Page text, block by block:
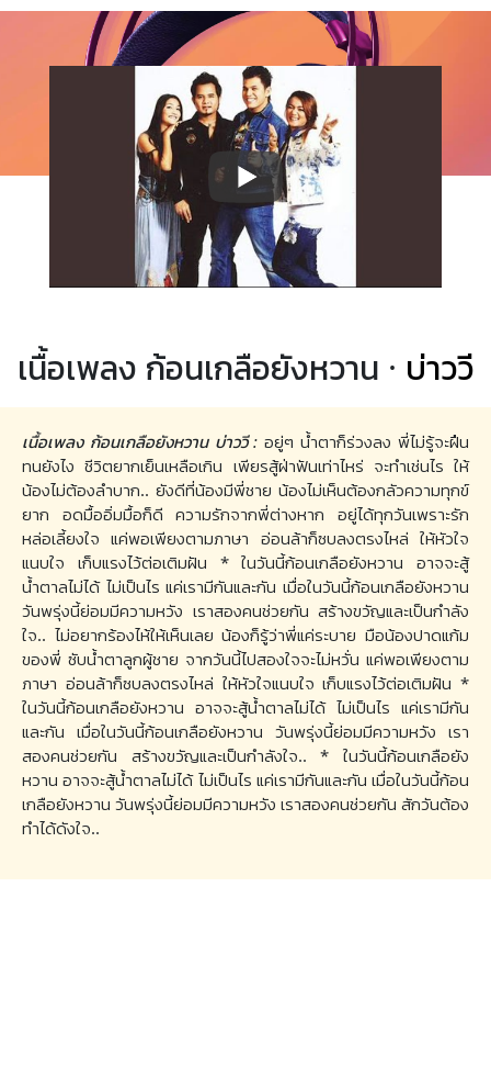
เนื้อเพลง ก้อนเกลือยังหวาน · บ่าววี
เนื้อเพลง ก้อนเกลือยังหวาน บ่าววี :อยู่ๆ น้ำตาก็ร่วงลง พี่ไม่รู้จะฝืน
ทนยังไง ชีวิตยากเย็นเหลือเกิน เพียรสู้ฝ่าฟันเท่าไหร่ จะทำเช่นไร ให้
น้องไม่ต้องลำบาก.. ยังดีที่น้องมีพี่ชาย น้องไม่เห็นต้องกลัวความทุกข์
ยาก อดมื้ออิ่มมื้อก็ดี ความรักจากพี่ต่างหาก อยู่ได้ทุกวันเพราะรัก
หล่อเลี้ยงใจ แค่พอเพียงตามภาษา อ่อนล้าก็ซบลงตรงไหล่ ให้หัวใจ
แนบใจ เก็บแรงไว้ต่อเติมฝัน * ในวันนี้ก้อนเกลือยังหวาน อาจจะสู้
น้ำตาลไม่ได้ ไม่เป็นไร แค่เรามีกันและกัน เมื่อในวันนี้ก้อนเกลือยังหวาน
วันพรุ่งนี้ย่อมมีความหวัง เราสองคนช่วยกัน สร้างขวัญและเป็นกำลัง
ใจ.. ไม่อยากร้องไห้ให้เห็นเลย น้องก็รู้ว่าพี่แค่ระบาย มือน้องปาดแก้ม
ของพี่ ซับน้ำตาลูกผู้ชาย จากวันนี้ไปสองใจจะไม่หวั่น แค่พอเพียงตาม
ภาษา อ่อนล้าก็ซบลงตรงไหล่ ให้หัวใจแนบใจ เก็บแรงไว้ต่อเติมฝัน *
ในวันนี้ก้อนเกลือยังหวาน อาจจะสู้น้ำตาลไม่ได้ ไม่เป็นไร แค่เรามีกัน
และกัน เมื่อในวันนี้ก้อนเกลือยังหวาน วันพรุ่งนี้ย่อมมีความหวัง เรา
สองคนช่วยกัน สร้างขวัญและเป็นกำลังใจ.. * ในวันนี้ก้อนเกลือยัง
หวาน อาจจะสู้น้ำตาลไม่ได้ ไม่เป็นไร แค่เรามีกันและกัน เมื่อในวันนี้ก้อน
เกลือยังหวาน วันพรุ่งนี้ย่อมมีความหวัง เราสองคนช่วยกัน สักวันต้อง
ทำได้ดังใจ..